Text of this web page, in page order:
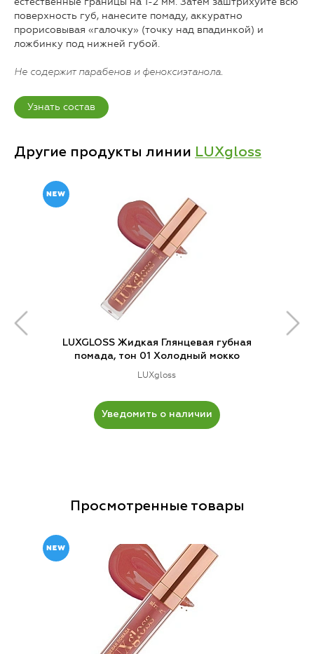
поверхность губ, нанесите помаду, аккуратно
прорисовывая «галочку» (точку над впадинкой) и
ложбинку под нижней губой.
Не содержит парабенов и феноксиэтанола.
Узнать состав
Другие продукты линии LUXgloss
LUXGLOSS Жидкая Глянцевая губная
помада, тон 01 Холодный мокко
LUXgloss
Уведомить о наличии
Просмотренные товары